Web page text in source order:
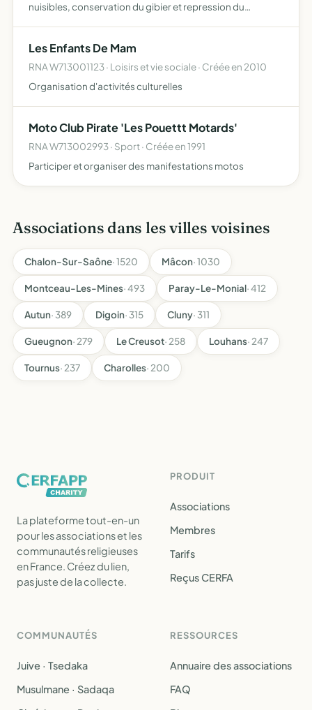
nuisibles, conservation du gibier et repression du
Les Enfants De Mam
RNA W713001123 · Loisirs et vie sociale · Créée en 2010
Organisation d'activités culturelles
Moto Club Pirate 'Les Pouettt Motards'
RNA W713002993 · Sport · Créée en 1991
Participer et organiser des manifestations motos
Associations dans les villes voisines
Chalon-Sur-Saône· 1520 Mâcon· 1030
Montceau-Les-Mines· 493 Paray-Le-Monial· 412
Autun· 389 Digoin· 315 Cluny· 311
Gueugnon· 279 Le Creusot· 258 Louhans· 247
Tournus· 237 Charolles· 200
La plateforme tout-en-un
pour les associations et les
communautés religieuses
en France. Créez du lien,
pas juste de la collecte.
PRODUIT
Associations
Membres
Tarifs
Reçus CERFA
COMMUNAUTÉS
Juive · Tsedaka
Musulmane · Sadaqa
RESSOURCES
Annuaire des associations
FAQ